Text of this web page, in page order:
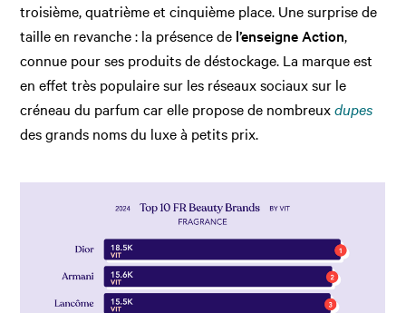
troisième, quatrième et cinquième place. Une surprise de
taille en revanche : la présence de l’enseigne Action,
connue pour ses produits de déstockage. La marque est
en effet très populaire sur les réseaux sociaux sur le
créneau du parfum car elle propose de nombreuxdupes
des grands noms du luxe à petits prix.